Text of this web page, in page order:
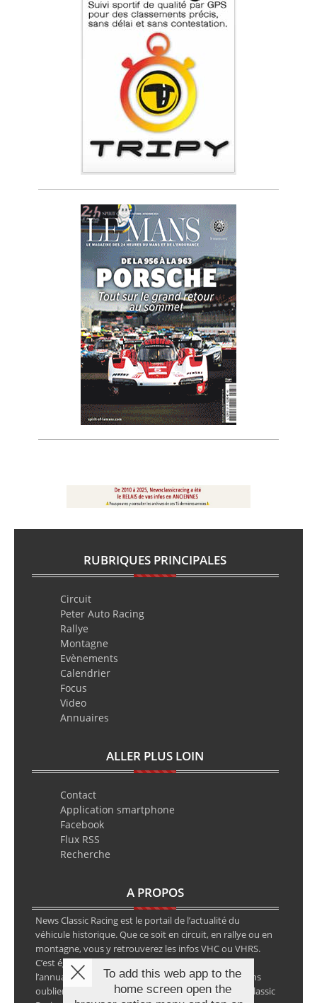
RUBRIQUES PRINCIPALES
Circuit
Peter Auto Racing
Rallye
Montagne
Evènements
Calendrier
Focus
Video
Annuaires
ALLER PLUS LOIN
Contact
Application smartphone
Facebook
Flux RSS
Recherche
A PROPOS
News Classic Racing est le portail de l’actualité du
véhicule historique. Que ce soit en circuit, en rallye ou en
montagne, vous y retrouverez les infos VHC ou VHRS.
C’est également le calendrier des épreuves ainsi que
l’annuaire des spécialistes de la voiture ancienne, sans
oublier les petites annonces avec notre partenaire Classic
To add this web app to the
home screen open the